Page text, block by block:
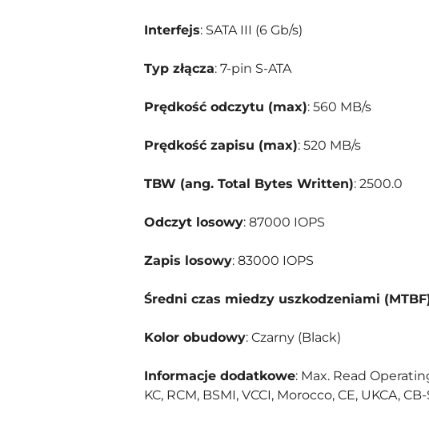
Interfejs: SATA III (6 Gb/s)
Typ złącza: 7-pin S-ATA
Prędkość odczytu (max): 560 MB/s
Prędkość zapisu (max): 520 MB/s
TBW (ang. Total Bytes Written): 2500.0
Odczyt losowy: 87000 IOPS
Zapis losowy: 83000 IOPS
Średni czas miedzy uszkodzeniami
Kolor obudowy: Czarny (Black)
Informacje dodatkowe: Max. Read
KC, RCM, BSMI, VCCI, Morocco, CE, UKCA,